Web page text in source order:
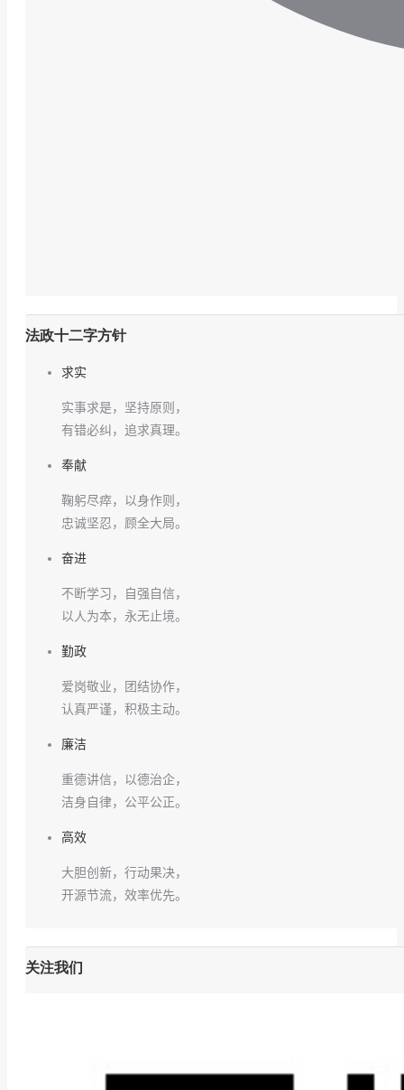
法政十二字方针
求实
实事求是，坚持原则，
有错必纠，追求真理。
奉献
鞠躬尽瘁，以身作则，
忠诚坚忍，顾全大局。
奋进
不断学习，自强自信，
以人为本，永无止境。
勤政
爱岗敬业，团结协作，
认真严谨，积极主动。
廉洁
重德讲信，以德治企，
洁身自律，公平公正。
高效
大胆创新，行动果决，
开源节流，效率优先。
关注我们